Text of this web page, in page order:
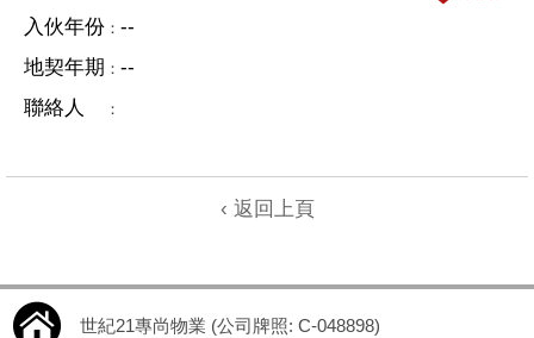
入伙年份 ： --
地契年期 ： --
聯絡人
：
‹ 返回上頁
世紀21專尚物業 (公司牌照: C-048898)